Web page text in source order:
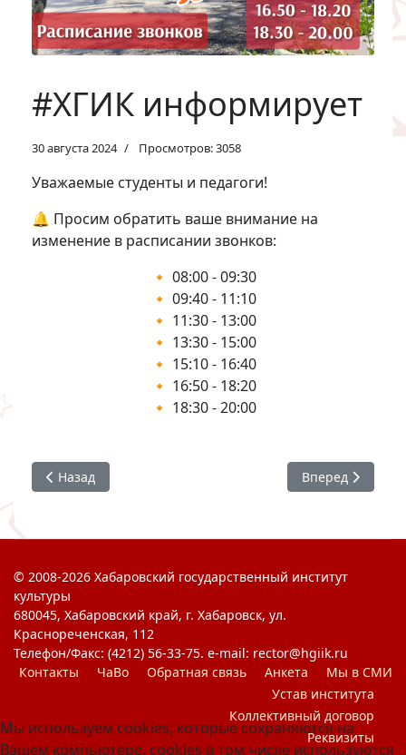
#ХГИК информирует
30 августа 2024 Просмотров: 3058
Уважаемые студенты и педагоги!
🔔 Просим обратить ваше внимание на
изменение в расписании звонков:
🔸 08:00 - 09:30
🔸 09:40 - 11:10
🔸 11:30 - 13:00
🔸 13:30 - 15:00
🔸 15:10 - 16:40
🔸 16:50 - 18:20
🔸 18:30 - 20:00
Предыдущий: Проект «ТопБЛОГ» запускает конкурс
Назад Следующий: О
Вперед
© 2008-2026 Хабаровский государственный институт
культуры
680045, Хабаровский край, г. Хабаровск, ул.
Краснореченская, 112
Телефон/Факс: (4212) 56-33-75. e-mail: rector@hgiik.ru
Контакты
ЧаВо Обратная связь Анкета
Мы в СМИ
Устав института
Коллективный договор
Реквизиты
Мы используем cookies, которые сохраняются на
Вашем компьютере, cookies в том числе используются